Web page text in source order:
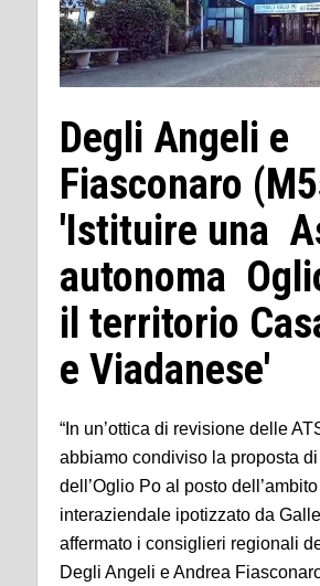
Degli Angeli e
Fiasconaro
'Istituire una
autonoma
il territorio
e Viadanese'
“In un’ottica di revisione delle
abbiamo condiviso la proposta
dell’Oglio Po al posto
interaziendale ipotizzato da
affermato i consiglieri regionali
Degli Angeli e Andrea